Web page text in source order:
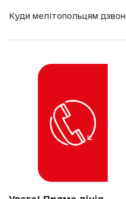
Куди мелітопольцям